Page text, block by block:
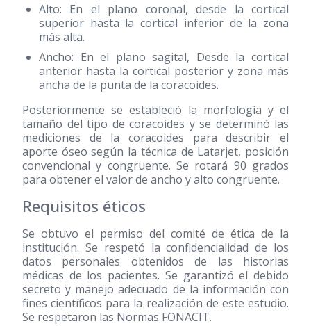
Alto: En el plano coronal, desde la cortical
superior hasta la cortical inferior de la zona
más alta.
Ancho: En el plano sagital, Desde la cortical
anterior hasta la cortical posterior y zona más
ancha de la punta de la coracoides.
Posteriormente se estableció la morfología y el
tamaño del tipo de coracoides y se determinó las
mediciones de la coracoides para describir el
aporte óseo según la técnica de Latarjet, posición
convencional y congruente. Se rotará 90 grados
para obtener el valor de ancho y alto congruente.
Requisitos éticos
Se obtuvo el permiso del comité de ética de la
institución. Se respetó la confidencialidad de los
datos personales obtenidos de las historias
médicas de los pacientes. Se garantizó el debido
secreto y manejo adecuado de la información con
fines científicos para la realización de este estudio.
Se respetaron las Normas FONACIT.